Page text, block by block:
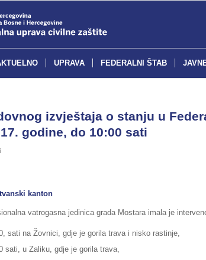
UPRAVA FEDERALNI ŠTAB
izvještaja o stanju u
godine, do 10:00 sati
kanton
vatrogasna jedinica grada Mostara imala je
sati na Žovnici, gdje je gorila trava i nisko rastinje,
sati, u Zaliku, gdje je gorila trava,